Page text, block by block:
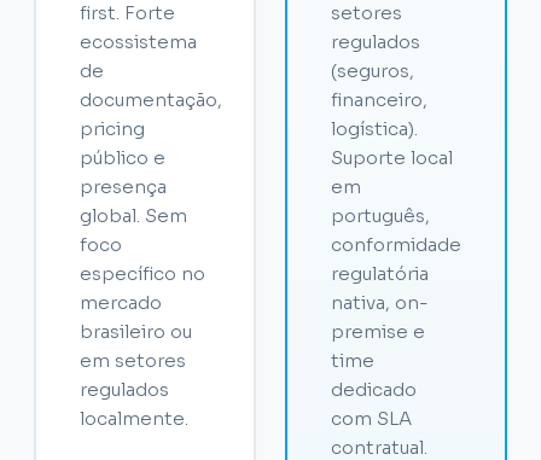
first. Forte
ecossistema
de
documentação,
pricing
público e
presença
global. Sem
foco
específico no
mercado
brasileiro ou
em setores
regulados
localmente.
setores
regulados
(seguros,
financeiro,
logística).
Suporte local
em
português,
conformidade
regulatória
nativa, on-
premise e
time
dedicado
com SLA
contratual.